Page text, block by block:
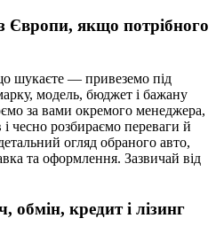
Європи, якщо потрібного
шукаєте — привеземо під
модель, бюджет і бажану
за вами окремого менеджера,
і чесно розбираємо переваги й
огляд обраного авто,
та оформлення. Зазвичай від
обмін, кредит і лізинг